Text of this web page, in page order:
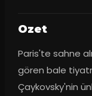
Ozet
Paris'te sahne
gören bale
Çaykovsky'nin